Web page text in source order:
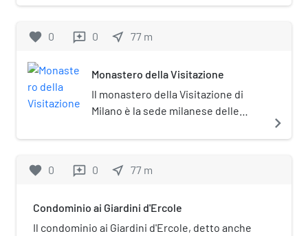
centro storico, in via Marchiondi al
realizzate su progetto di Giuseppe
favorite 0 reviews 0 near_me 77 m
Monastero della Visitazione
Il monastero della Visitazione di
Milano è la sede milanese delle
della Visitazione di Santa Maria. È
navigate_next
favorite 0 reviews 0 near_me 77 m
Condominio ai Giardini d'Ercole
Il condominio ai Giardini d'Ercole, detto anche